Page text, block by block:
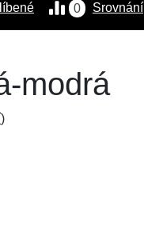
0 Srovnání
modrá
)